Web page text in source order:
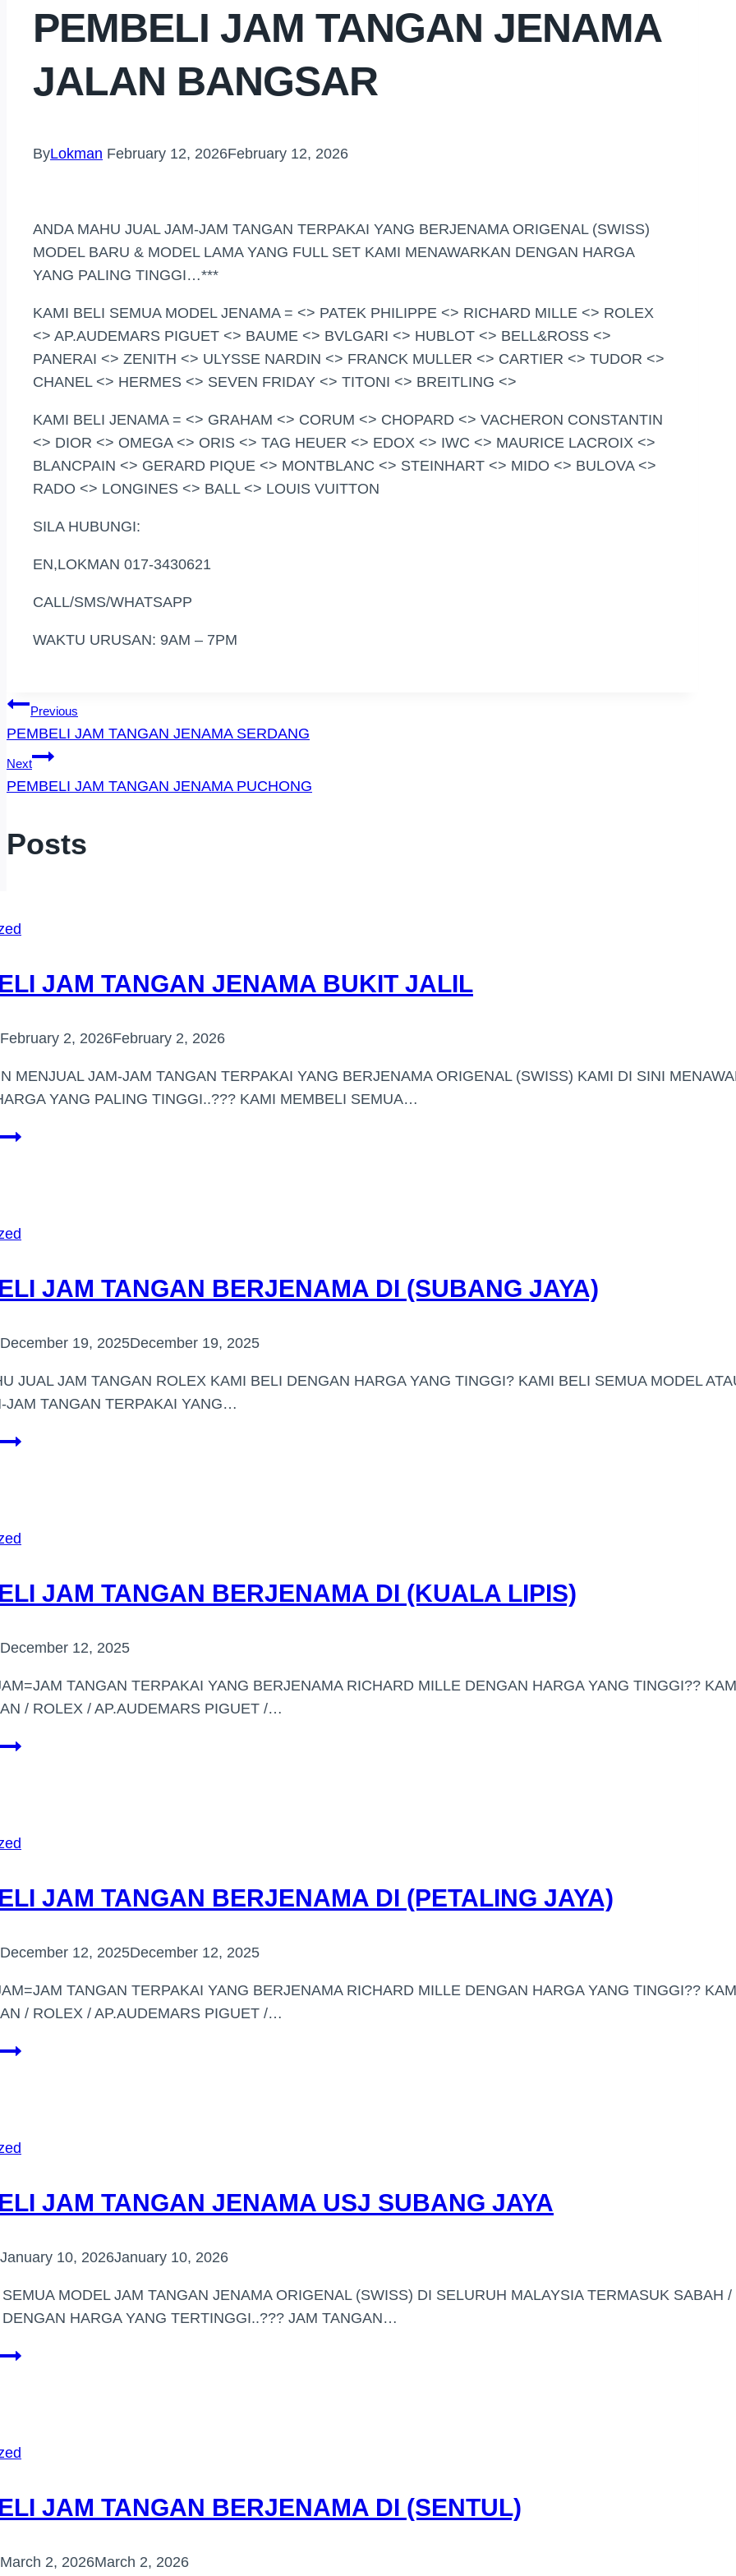
PEMBELI JAM TANGAN JENAMA
JALAN BANGSAR
ByLokman February 12, 2026February 12, 2026
ANDA MAHU JUAL JAM-JAM TANGAN TERPAKAI YANG BERJENAMA ORIGENAL (SWISS)
MODEL BARU & MODEL LAMA YANG FULL SET KAMI MENAWARKAN DENGAN HARGA
YANG PALING TINGGI…***
KAMI BELI SEMUA MODEL JENAMA = <> PATEK PHILIPPE <> RICHARD MILLE <> ROLEX
<> AP.AUDEMARS PIGUET <> BAUME <> BVLGARI <> HUBLOT <> BELL&ROSS <>
PANERAI <> ZENITH <> ULYSSE NARDIN <> FRANCK MULLER <> CARTIER <> TUDOR <>
CHANEL <> HERMES <> SEVEN FRIDAY <> TITONI <> BREITLING <>
KAMI BELI JENAMA = <> GRAHAM <> CORUM <> CHOPARD <> VACHERON CONSTANTIN
<> DIOR <> OMEGA <> ORIS <> TAG HEUER <> EDOX <> IWC <> MAURICE LACROIX <>
BLANCPAIN <> GERARD PIQUE <> MONTBLANC <> STEINHART <> MIDO <> BULOVA <>
RADO <> LONGINES <> BALL <> LOUIS VUITTON
SILA HUBUNGI:
EN,LOKMAN 017-3430621
CALL/SMS/WHATSAPP
WAKTU URUSAN: 9AM – 7PM
Post
Navigation
Previous
PEMBELI JAM TANGAN JENAMA SERDANG
Next
PEMBELI JAM TANGAN JENAMA PUCHONG
JAM TANGAN JENAMA BUKIT JALIL
February 2, 2026February 2, 2026
MENJUAL JAM-JAM TANGAN TERPAKAI YANG BERJENAMA ORIGENAL (SWISS) KAMI DI SINI
YANG PALING TINGGI..??? KAMI MEMBELI SEMUA…
JAM TANGAN BERJENAMA DI (SUBANG JAYA)
December 19, 2025December 19, 2025
JUAL JAM TANGAN ROLEX KAMI BELI DENGAN HARGA YANG TINGGI? KAMI BELI SEMUA MODEL
JAM TANGAN TERPAKAI YANG…
JAM TANGAN BERJENAMA DI (KUALA LIPIS)
December 12, 2025
TANGAN TERPAKAI YANG BERJENAMA RICHARD MILLE DENGAN HARGA YANG TINGGI??
/ ROLEX / AP.AUDEMARS PIGUET /…
JAM TANGAN BERJENAMA DI (PETALING JAYA)
December 12, 2025December 12, 2025
TANGAN TERPAKAI YANG BERJENAMA RICHARD MILLE DENGAN HARGA YANG TINGGI??
/ ROLEX / AP.AUDEMARS PIGUET /…
JAM TANGAN JENAMA USJ SUBANG JAYA
January 10, 2026January 10, 2026
MODEL JAM TANGAN JENAMA ORIGENAL (SWISS) DI SELURUH MALAYSIA TERMASUK SABAH /
HARGA YANG TERTINGGI..??? JAM TANGAN…
JAM TANGAN BERJENAMA DI (SENTUL)
March 2, 2026March 2, 2026